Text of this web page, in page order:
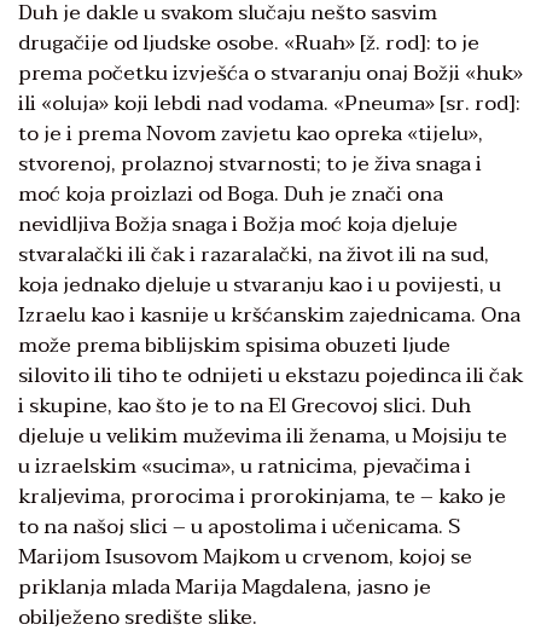
Duh je dakle u svakom slučaju nešto sasvim
drugačije od ljudske osobe. «Ruah» [ž. rod]: to je
prema početku izvješća o stvaranju onaj Božji «huk»
ili «oluja» koji lebdi nad vodama. «Pneuma» [sr. rod]:
to je i prema Novom zavjetu kao opreka «tijelu»,
stvorenoj, prolaznoj stvarnosti; to je živa snaga i
moć koja proizlazi od Boga. Duh je znači ona
nevidljiva Božja snaga i Božja moć koja djeluje
stvaralački ili čak i razaralački, na život ili na sud,
koja jednako djeluje u stvaranju kao i u povijesti, u
Izraelu kao i kasnije u kršćanskim zajednicama. Ona
može prema biblijskim spisima obuzeti ljude
silovito ili tiho te odnijeti u ekstazu pojedinca ili čak
i skupine, kao što je to na El Grecovoj slici. Duh
djeluje u velikim muževima ili ženama, u Mojsiju te
u izraelskim «sucima», u ratnicima, pjevačima i
kraljevima, prorocima i prorokinjama, te – kako je
to na našoj slici – u apostolima i učenicama. S
Marijom Isusovom Majkom u crvenom, kojoj se
priklanja mlada Marija Magdalena, jasno je
obilježeno središte slike.